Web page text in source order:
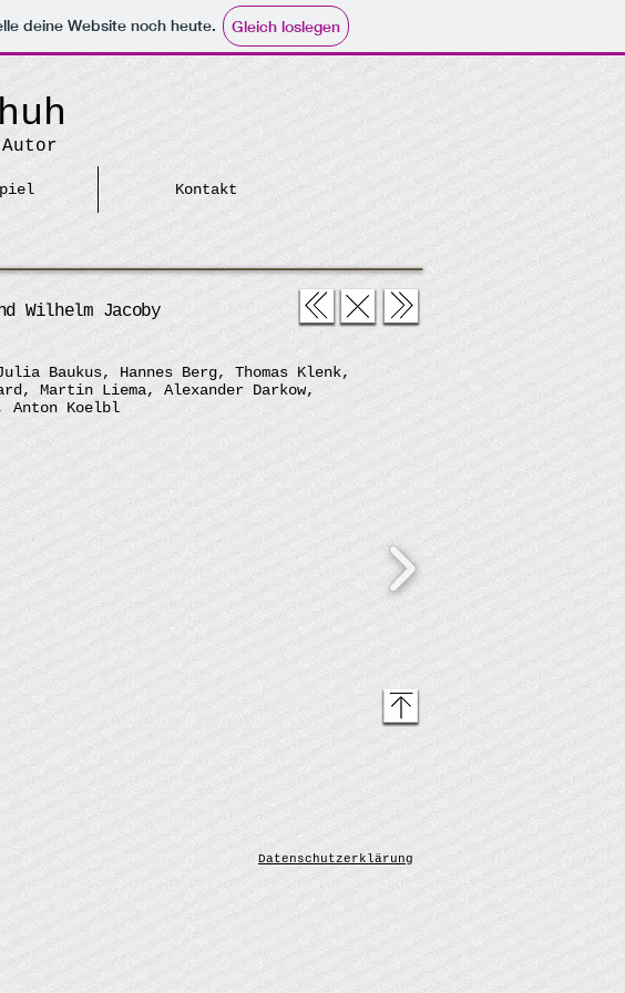
deine Website noch heute. Gleich loslegen
Kontakt
Wilhelm Jacoby
Baukus, Hannes Berg, Thomas Klenk,
Martin Liema, Alexander Darkow,
Anton Koelbl
© Copyright
Datenschutzerklärung